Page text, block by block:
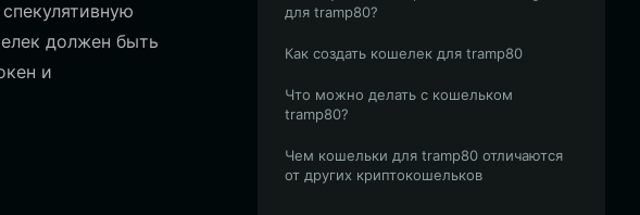
должен быть
и
для tramp80?
Как создать кошелек для tramp80
Что можно делать с кошельком
tramp80?
Чем кошельки для tramp80 отличаются
от других криптокошельков